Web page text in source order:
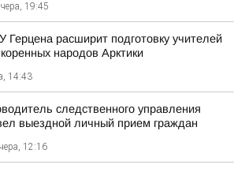
19:45
Герцена расширит подготовку учителей
народов Арктики
14:43
следственного управления
выездной личный прием граждан
12:16